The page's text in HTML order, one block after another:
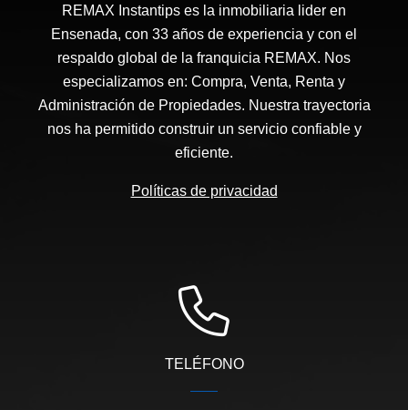
REMAX Instantips es la inmobiliaria lider en
Ensenada, con 33 años de experiencia y con el
respaldo global de la franquicia REMAX. Nos
especializamos en: Compra, Venta, Renta y
Administración de Propiedades. Nuestra trayectoria
nos ha permitido construir un servicio confiable y
eficiente.
Políticas de privacidad
TELÉFONO